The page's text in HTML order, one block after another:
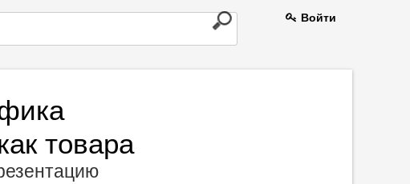
Войти
товара